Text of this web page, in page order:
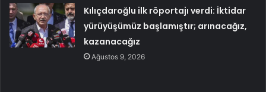
Kılıçdaroğlu ilk röportajı verdi: İktidar
yürüyüşümüz başlamıştır; arınacağız,
kazanacağız
Ağustos 9, 2026